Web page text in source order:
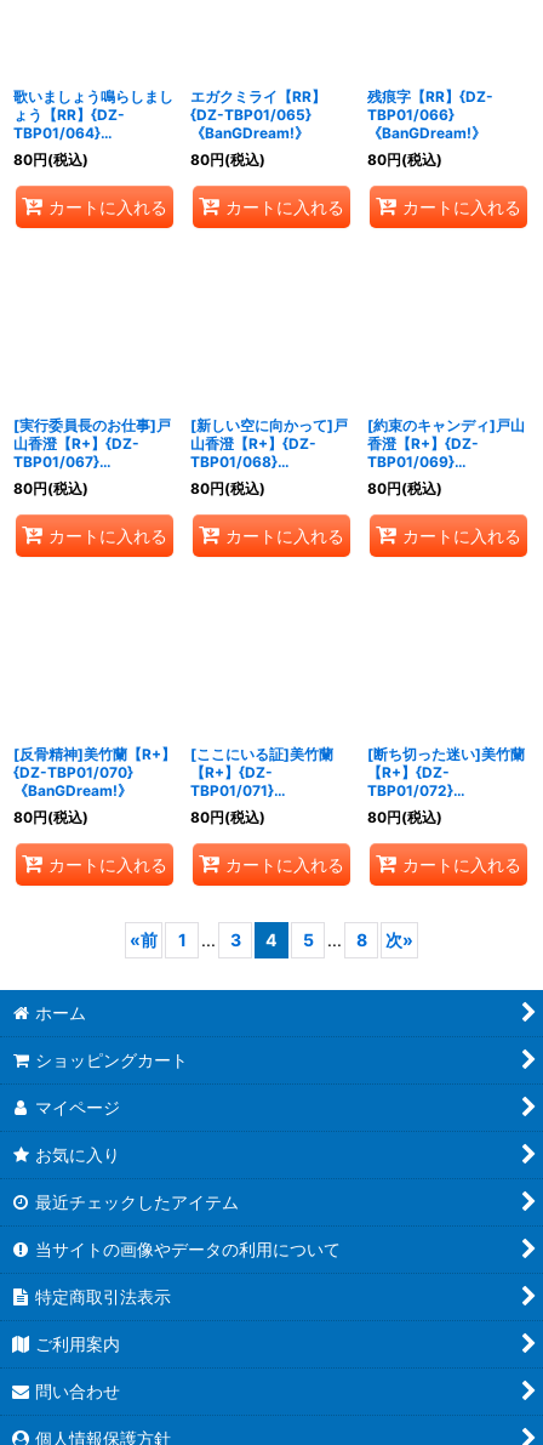
歌いましょう鳴らしまし
ょう【RR】{DZ-
TBP01/064}
《BanGDream!》
80円(税込)
カートに入れる
エガクミライ【RR】
{DZ-TBP01/065}
《BanGDream!》
80円(税込)
カートに入れる
残痕字【RR】{DZ-
TBP01/066}
《BanGDream!》
80円(税込)
カートに入れる
[実行委員長のお仕事]戸
山香澄【R+】{DZ-
TBP01/067}
《BanGDream!》
80円(税込)
カートに入れる
[新しい空に向かって]戸
山香澄【R+】{DZ-
TBP01/068}
《BanGDream!》
80円(税込)
カートに入れる
[約束のキャンディ]戸山
香澄【R+】{DZ-
TBP01/069}
《BanGDream!》
80円(税込)
カートに入れる
[反骨精神]美竹蘭【R+】
{DZ-TBP01/070}
《BanGDream!》
80円(税込)
カートに入れる
[ここにいる証]美竹蘭
【R+】{DZ-
TBP01/071}
《BanGDream!》
80円(税込)
カートに入れる
[断ち切った迷い]美竹蘭
【R+】{DZ-
TBP01/072}
《BanGDream!》
80円(税込)
カートに入れる
«前 1 ... 3 4 5 ... 8 次»
ホーム
ショッピングカート
マイページ
お気に入り
最近チェックしたアイテム
当サイトの画像やデータの利用について
特定商取引法表示
ご利用案内
問い合わせ
個人情報保護方針